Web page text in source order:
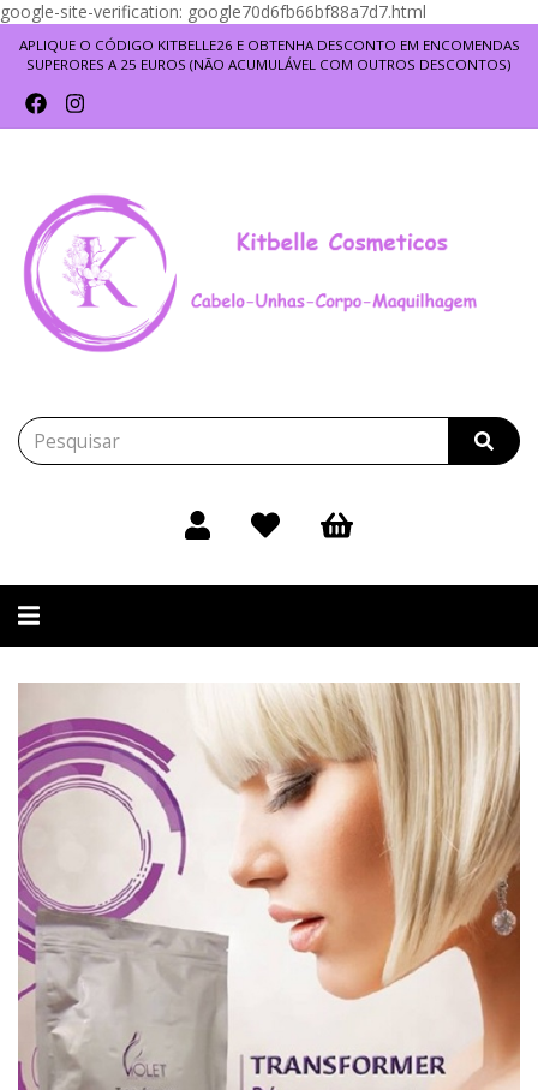
google-site-verification: google70d6fb66bf88a7d7.html
APLIQUE O CÓDIGO KITBELLE26 E OBTENHA DESCONTO EM ENCOMENDAS
SUPERORES A 25 EUROS (NÃO ACUMULÁVEL COM OUTROS DESCONTOS)
Alternar